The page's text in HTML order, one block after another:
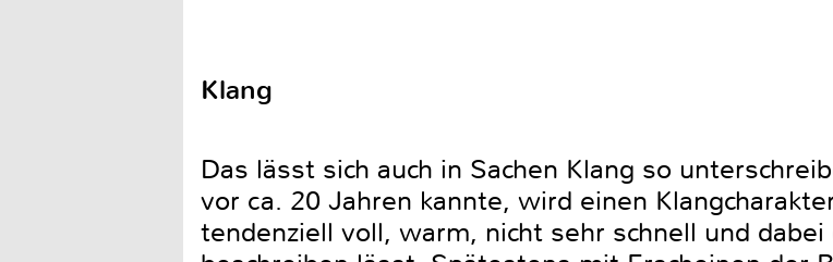
Klang
Das lässt sich auch in Sachen Klang so
vor ca. 20 Jahren kannte, wird einen
tendenziell voll, warm, nicht sehr schnell und